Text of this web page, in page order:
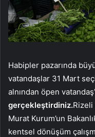
Habipler pazarında
vatandaşlar 31 Mart
alnından öpen
gerçekleştirdiniz.Rizeli
Murat Kurum’un
kentsel dönüşüm